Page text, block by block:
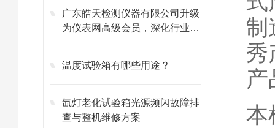
广东皓天检测仪器有限公司升级
为仪表网高级会员，深化行业合
温度试验箱有哪些用途？
氙灯老化试验箱光源频闪故障排
查与整机维修方案
制
秀
产
本